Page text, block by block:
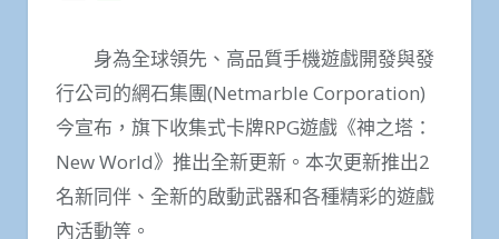
身為全球領先、高品質手機遊戲開發與發
行公司的網石集團(Netmarble Corporation)
今宣布，旗下收集式卡牌RPG遊戲《神之塔：
New World》推出全新更新。本次更新推出2
名新同伴、全新的啟動武器和各種精彩的遊戲
內活動等。